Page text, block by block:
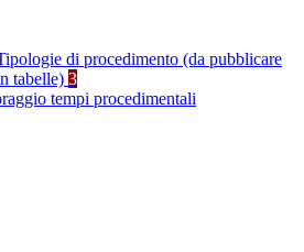
di procedimento (da pubblicare
tabelle) 3
tempi procedimentali